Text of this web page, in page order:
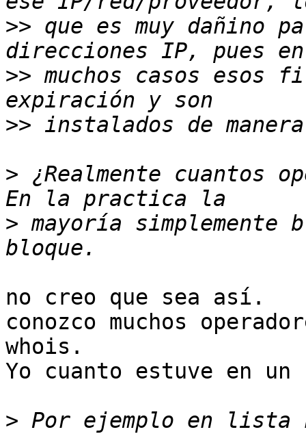
>> que es muy dañino
>> muchos casos
>>
> ¿Realmente cuantos
> mayoría
no creo que sea así.
conozco muchos
whois.
Yo cuanto estuve en
> Por ejemplo en lista